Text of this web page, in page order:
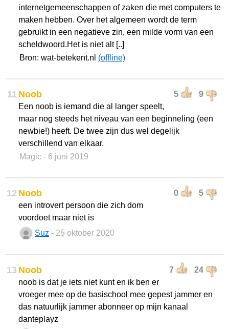
internetgemeenschappen of zaken die met computers te
maken hebben. Over het algemeen wordt de term
gebruikt in een negatieve zin, een milde vorm van een
scheldwoord.Het is niet alt [..]
Bron: wat-betekent.nl (offline)
11 5 9
Noob
Een noob is iemand die al langer speelt,
maar nog steeds het niveau van een beginneling (een
newbie!) heeft. De twee zijn dus wel degelijk
verschillend van elkaar.
Magic - 6 juni 2019
12 0 5
Noob
een introvert persoon die zich dom
voordoet maar niet is
Suz - 25 oktober 2020
13 7 24
Noob
noob is dat je iets niet kunt en ik ben er
vroeger mee op de basischool mee gepest jammer en
das natuurlijk jammer abonneer op mijn kanaal
danteplayz